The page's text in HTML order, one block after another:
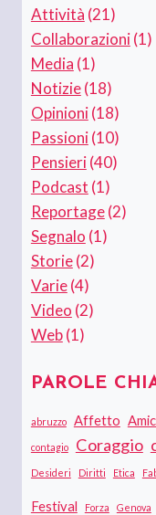
Attività (21)
Collaborazioni(1)
Media (1)
Notizie(18)
Opinioni(18)
Passioni(10)
Pensieri(40)
Podcast (1)
Reportage(2)
Segnalo (1)
Storie(2)
Varie(4)
Video (2)
Web(1)
PAROLE
abruzzo Affetto
contagio Coraggio
Desideri Diritti Etica
Festival Forza Genova